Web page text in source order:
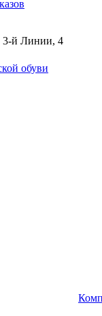
3-й Линии, 4